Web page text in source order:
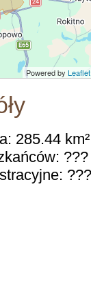
Powered by Leaflet
285.44 km²
???
???